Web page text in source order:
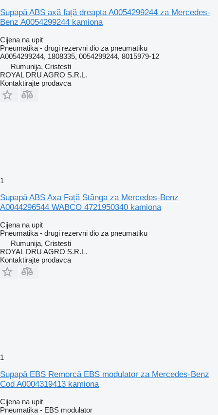
Supapă ABS axă față dreapta A0054299244 za Mercedes-
Benz A0054299244 kamiona
Cijena na upit
Pneumatika - drugi rezervni dio za pneumatiku
A0054299244, 1808335, 0054299244, 8015979-12
Rumunija, Cristesti
ROYAL DRU AGRO S.R.L.
Kontaktirajte prodavca
1
Supapă ABS Axa Față Stânga za Mercedes-Benz
A0044296544 WABCO 4721950340 kamiona
Cijena na upit
Pneumatika - drugi rezervni dio za pneumatiku
Rumunija, Cristesti
ROYAL DRU AGRO S.R.L.
Kontaktirajte prodavca
1
Supapă EBS Remorcă EBS modulator za Mercedes-Benz
Cod A0004319413 kamiona
Cijena na upit
Pneumatika - EBS modulator